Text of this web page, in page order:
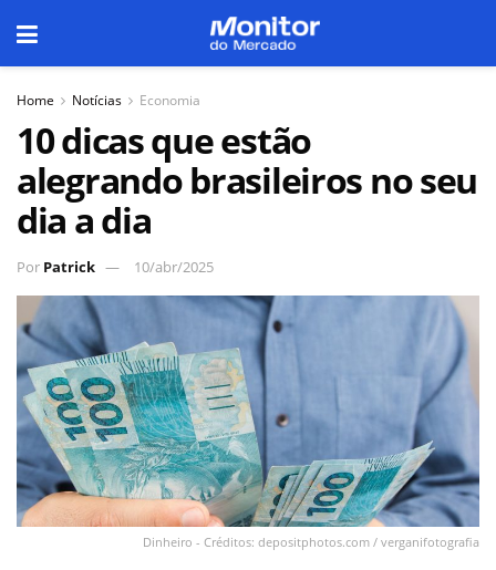
Home Notícias Economia
10 dicas que estão
alegrando brasileiros no seu
dia a dia
Por Patrick 10/abr/2025
Dinheiro - Créditos: depositphotos.com / verganifotografia